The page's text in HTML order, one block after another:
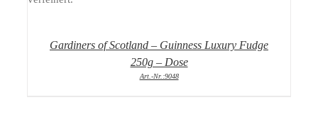
Gardiners of Scotland – Guinness Luxury Fudge
250g – Dose
Art.-Nr.:9048